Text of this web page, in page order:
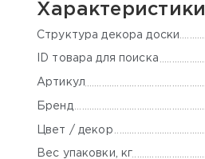
Характеристики
Cтруктура декора доски
ID товара для поиска
Артикул
Бренд
Цвет / декор
Вес упаковки, кг